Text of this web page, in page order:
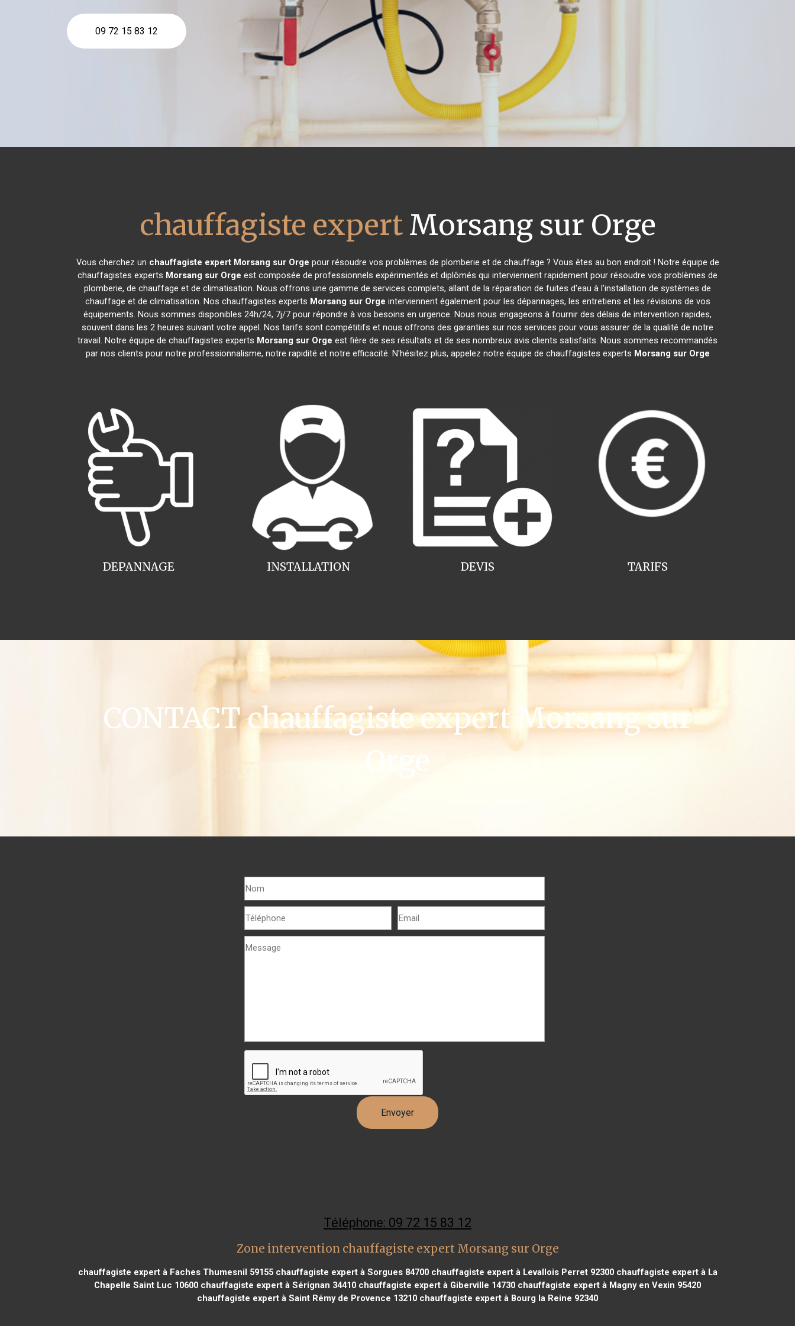
09 72 15 83 12
chauffagiste expertMorsang sur Orge
Vous cherchez un chauffagiste expert Morsang sur Orge pour résoudre vos problèmes de plomberie et de chauffage ? Vous êtes au bon endroit ! Notre équipe de
chauffagistes experts Morsang sur Orge est composée de professionnels expérimentés et diplômés qui interviennent rapidement pour résoudre vos problèmes de
plomberie, de chauffage et de climatisation. Nous offrons une gamme de services complets, allant de la réparation de fuites d'eau à l'installation de systèmes de
chauffage et de climatisation. Nos chauffagistes experts Morsang sur Orge interviennent également pour les dépannages, les entretiens et les révisions de vos
équipements. Nous sommes disponibles 24h/24, 7j/7 pour répondre à vos besoins en urgence. Nous nous engageons à fournir des délais de intervention rapides,
souvent dans les 2 heures suivant votre appel. Nos tarifs sont compétitifs et nous offrons des garanties sur nos services pour vous assurer de la qualité de notre
travail. Notre équipe de chauffagistes experts Morsang sur Orge est fière de ses résultats et de ses nombreux avis clients satisfaits. Nous sommes recommandés
par nos clients pour notre professionnalisme, notre rapidité et notre efficacité. N'hésitez plus, appelez notre équipe de chauffagistes experts Morsang sur Orge
INSTALLATION
DEPANNAGE TARIFS
DEVIS
CONTACT chauffagiste expert Morsang sur
Orge
Téléphone: 09 72 15 83 12
Zone intervention chauffagiste expert Morsang sur Orge
chauffagiste expert à Faches Thumesnil 59155chauffagiste expert à Sorgues 84700chauffagiste expert à Levallois Perret 92300chauffagiste expert à La
Chapelle Saint Luc 10600 chauffagiste expert à Sérignan 34410 chauffagiste expert à Giberville 14730 chauffagiste expert à Magny en Vexin 95420
chauffagiste expert à Saint Rémy de Provence 13210 chauffagiste expert à Bourg la Reine 92340